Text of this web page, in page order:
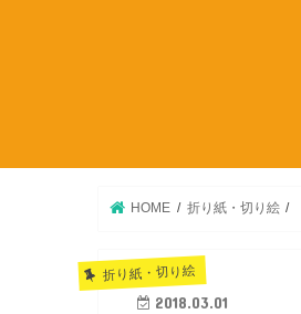
HOME 折り紙・切り絵
折り紙・切り絵
2018.03.01